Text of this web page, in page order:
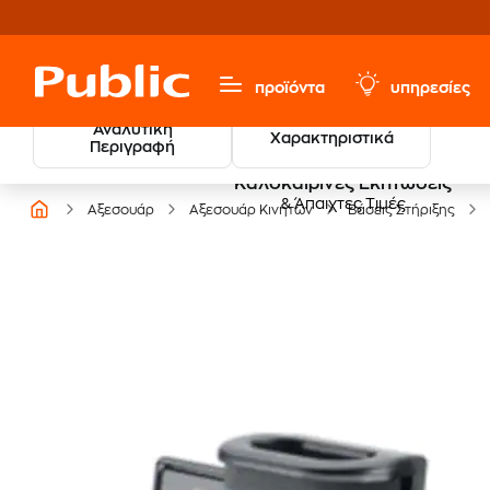
προϊόντα υπηρεσίες
Αναλυτική
Περιγραφή
Χαρακτηριστικά
Καλοκαιρινές Εκπτώσεις
& Άπαιχτες Τιμές
Αξεσουάρ Αξεσουάρ Κινητών Βάσεις Στήριξης